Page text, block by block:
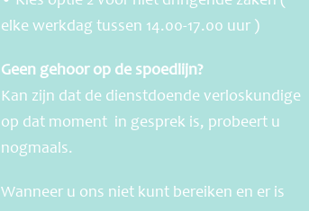
elke werkdag tussen 14.00-17.00 uur )
Geen gehoor op de spoedlijn?
Kan zijn dat de dienstdoende verloskundige
op dat moment in gesprek is, probeert u
nogmaals.
Wanneer u ons niet kunt bereiken en er is